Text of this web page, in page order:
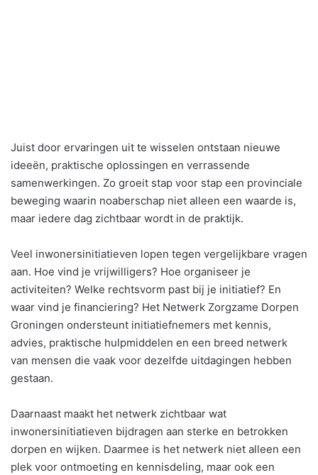
Juist door ervaringen uit te wisselen ontstaan nieuwe
ideeën, praktische oplossingen en verrassende
samenwerkingen. Zo groeit stap voor stap een provinciale
beweging waarin noaberschap niet alleen een waarde is,
maar iedere dag zichtbaar wordt in de praktijk.
Veel inwonersinitiatieven lopen tegen vergelijkbare vragen
aan. Hoe vind je vrijwilligers? Hoe organiseer je
activiteiten? Welke rechtsvorm past bij je initiatief? En
waar vind je financiering? Het Netwerk Zorgzame Dorpen
Groningen ondersteunt initiatiefnemers met kennis,
advies, praktische hulpmiddelen en een breed netwerk
van mensen die vaak voor dezelfde uitdagingen hebben
gestaan.
Daarnaast maakt het netwerk zichtbaar wat
inwonersinitiatieven bijdragen aan sterke en betrokken
dorpen en wijken. Daarmee is het netwerk niet alleen een
plek voor ontmoeting en kennisdeling, maar ook een